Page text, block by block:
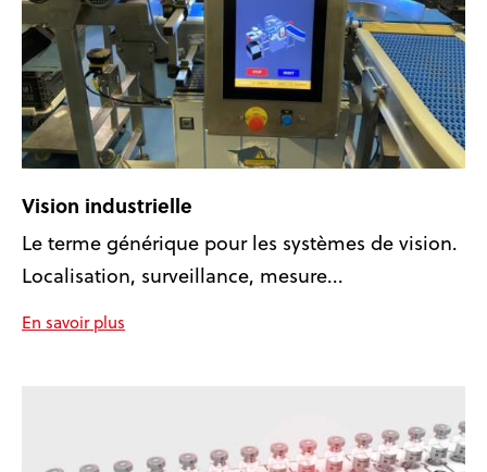
Vision industrielle
Le terme générique pour les systèmes de vision.
Localisation, surveillance, mesure...
En savoir plus